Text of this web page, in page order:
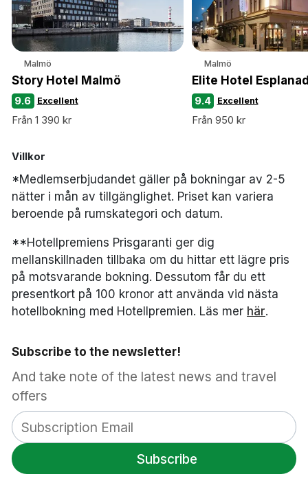
Malmö
Story Hotel Malmö
9.6 Excellent
Från 1 390 kr
Malmö
Elite Hotel
9.4 Excellent
Från 950 kr
Villkor
*Medlemserbjudandet gäller på bokningar av 2-5
nätter i mån av tillgänglighet. Priset kan variera
beroende på rumskategori och datum.
**Hotellpremiens Prisgaranti ger dig
mellanskillnaden tillbaka om du hittar ett lägre pris
på motsvarande bokning. Dessutom får du ett
presentkort på 100 kronor att använda vid nästa
hotellbokning med Hotellpremien. Läs mer här.
Subscribe to the newsletter!
And take note of the latest news and travel
offers
Subscribe